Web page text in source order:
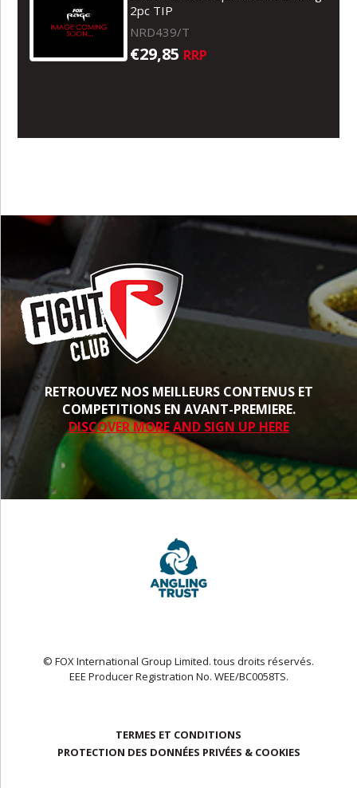
2pc TIP
NRD439/T
€29,85 RRP
RETROUVEZ NOS MEILLEURS CONTENUS ET
COMPETITIONS EN AVANT-PREMIERE.
DISCOVER MORE AND SIGN UP HERE
© FOX International Group Limited. tous droits réservés.
EEE Producer Registration No. WEE/BC0058TS.
TERMES ET CONDITIONS
PROTECTION DES DONNÉES PRIVÉES & COOKIES